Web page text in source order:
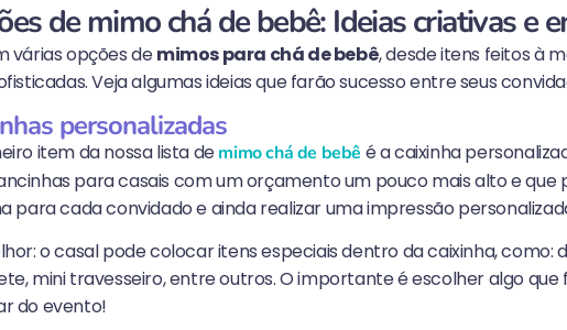
de mimo chá de bebê: Ideias criativas e
várias opções demimos para chá de bebê, desde itens feitos à
Veja algumas ideias que farão sucesso entre seus
personalizadas
item da nossa lista demimo chá de bebê é a caixinha
para casais com um orçamento um pouco mais alto e que
para cada convidado e ainda realizar uma impressão
o casal pode colocar itens especiais dentro da caixinha, como:
mini travesseiro, entre outros. O importante é escolher algo que
do evento!